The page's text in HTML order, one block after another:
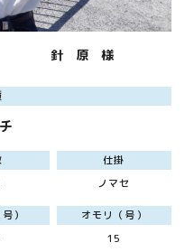
針 原 様
仕掛
ノマセ
）
オモリ（号）
15